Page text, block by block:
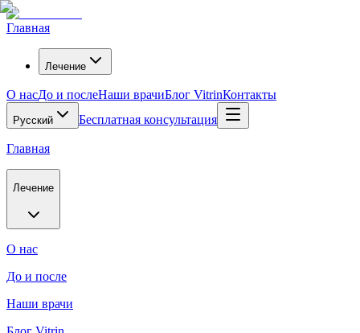
Главная
Лечение
О насДо и послеНаши врачиБлог VitrinКонтакты
Русский Бесплатная консультация
Главная
Лечение
О нас
До и после
Наши врачи